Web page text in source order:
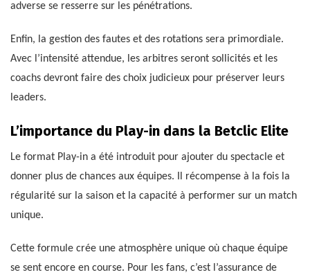
adverse se resserre sur les pénétrations.
Enfin, la gestion des fautes et des rotations sera primordiale.
Avec l’intensité attendue, les arbitres seront sollicités et les
coachs devront faire des choix judicieux pour préserver leurs
leaders.
L’importance du Play-in dans la Betclic Elite
Le format Play-in a été introduit pour ajouter du spectacle et
donner plus de chances aux équipes. Il récompense à la fois la
régularité sur la saison et la capacité à performer sur un match
unique.
Cette formule crée une atmosphère unique où chaque équipe
se sent encore en course. Pour les fans, c’est l’assurance de